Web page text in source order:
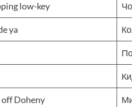
low-key
ya
Doheny